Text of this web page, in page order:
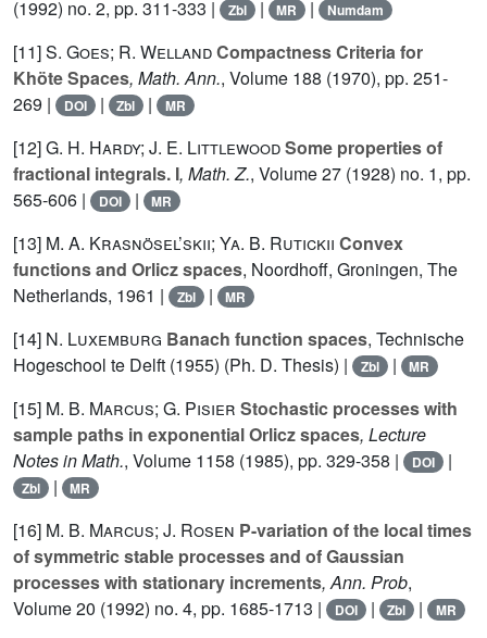
(1992) no. 2, pp. 311-333 |
Zbl | MR | Numdam
[11]S. Goes; R. WellandCompactness Criteria for
Khöte Spaces, Math. Ann., Volume 188 (1970), pp. 251-
269 |
DOI | Zbl | MR
[12]G. H. Hardy; J. E. LittlewoodSome properties of
fractional integrals. I, Math. Z., Volume 27 (1928) no. 1, pp.
565-606 |
DOI | MR
[13] M. A. Krasnösel’skii; Ya. B. Rutickii Convex
functions and Orlicz spaces, Noordhoff, Groningen, The
Netherlands, 1961 |
Zbl | MR
[14] N. Luxemburg Banach function spaces, Technische
Hogeschool te Delft (1955) (Ph. D. Thesis) |
Zbl | MR
[15] M. B. Marcus; G. Pisier Stochastic processes with
sample paths in exponential Orlicz spaces, Lecture
Notes in Math., Volume 1158 (1985), pp. 329-358 | DOI |
Zbl | MR
[16] M. B. Marcus; J. Rosen P-variation of the local times
of symmetric stable processes and of Gaussian
processes with stationary increments, Ann. Prob,
Volume 20 (1992) no. 4, pp. 1685-1713 | DOI | Zbl | MR